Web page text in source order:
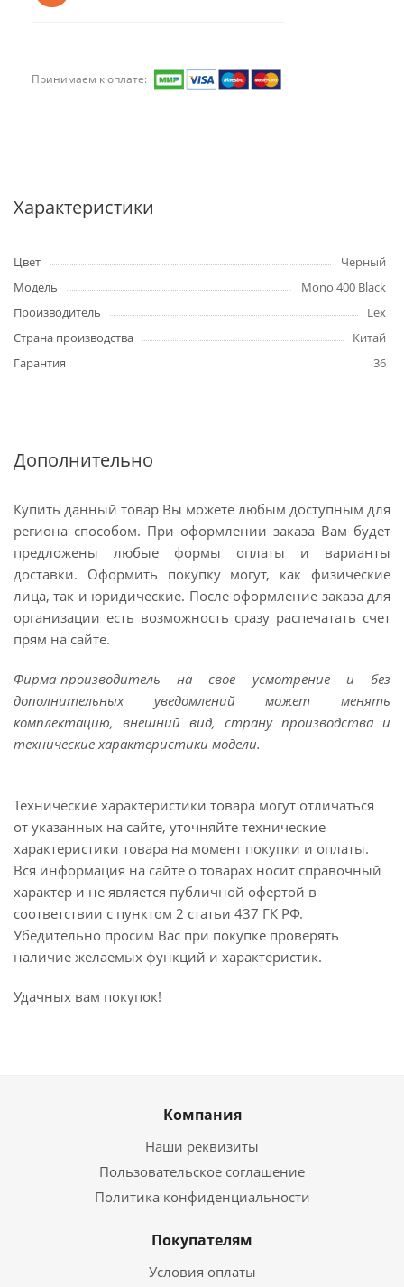
Принимаем к оплате:
Характеристики
Цвет
Черный
Модель
Mono 400 Black
Производитель
Lex
Страна производства
Китай
Гарантия
36
Дополнительно
Купить данный товар Вы можете любым доступным для
региона способом. При оформлении заказа Вам будет
предложены любые формы оплаты и варианты
доставки. Оформить покупку могут, как физические
лица, так и юридические. После оформление заказа для
организации есть возможность сразу распечатать счет
прям на сайте.
Фирма-производитель на свое усмотрение и без
дополнительных уведомлений может менять
комплектацию, внешний вид, страну производства и
технические характеристики модели.
Технические характеристики товара могут отличаться
от указанных на сайте, уточняйте технические
характеристики товара на момент покупки и оплаты.
Вся информация на сайте о товарах носит справочный
характер и не является публичной офертой в
соответствии с пунктом 2 статьи 437 ГК РФ.
Убедительно просим Вас при покупке проверять
наличие желаемых функций и характеристик.
Удачных вам покупок!
Компания
Наши реквизиты
Пользовательское соглашение
Политика конфиденциальности
Покупателям
Условия оплаты